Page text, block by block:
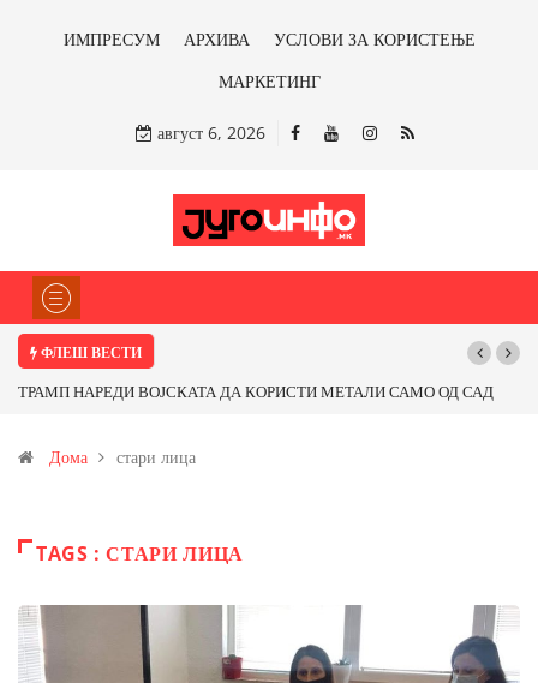
ИМПРЕСУМ АРХИВА
УСЛОВИ ЗА КОРИСТЕЊЕ
МАРКЕТИНГ
август 6, 2026
ФЛЕШ ВЕСТИ
ТРАМП НАРЕДИ ВОЈСКАТА ДА КОРИСТИ МЕТАЛИ САМО ОД САД
Иловица и со антимонот?
Дома стари лица
TAGS : СТАРИ ЛИЦА